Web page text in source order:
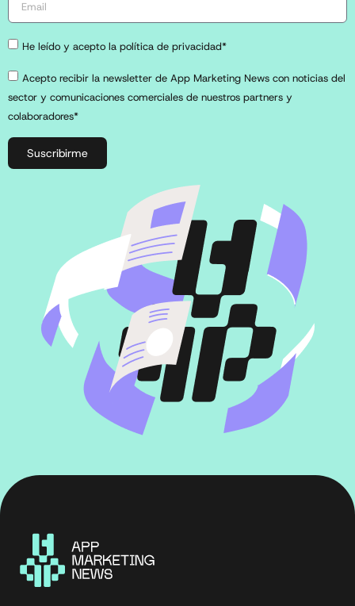
He leído y acepto la política de privacidad*
Acepto recibir la newsletter de App Marketing News con noticias del
sector y comunicaciones comerciales de nuestros partners y
colaboradores*
Suscribirme